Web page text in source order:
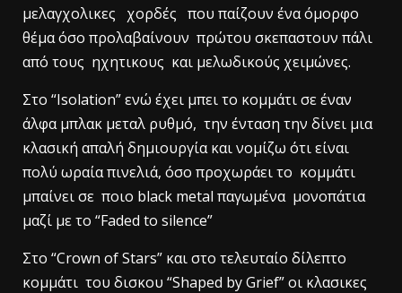
μελαγχολικες χορδές που παίζουν ένα όμορφο
θέμα όσο προλαβαίνουν πρώτου σκεπαστουν πάλι
από τους ηχητικους και μελωδικούς χειμώνες.
Στο “Isolation” ενώ έχει μπει το κομμάτι σε έναν
άλφα μπλακ μεταλ ρυθμό, την ένταση την δίνει μια
κλασική απαλή δημιουργία και νομίζω ότι είναι
πολύ ωραία πινελιά, όσο προχωράει το κομμάτι
μπαίνει σε ποιο black metal παγωμένα μονοπάτια
μαζί με το “Faded to silence”
Στο “Crown of Stars” και στο τελευταίο δίλεπτο
κομμάτι του δισκου “Shaped by Grief” οι κλασικες